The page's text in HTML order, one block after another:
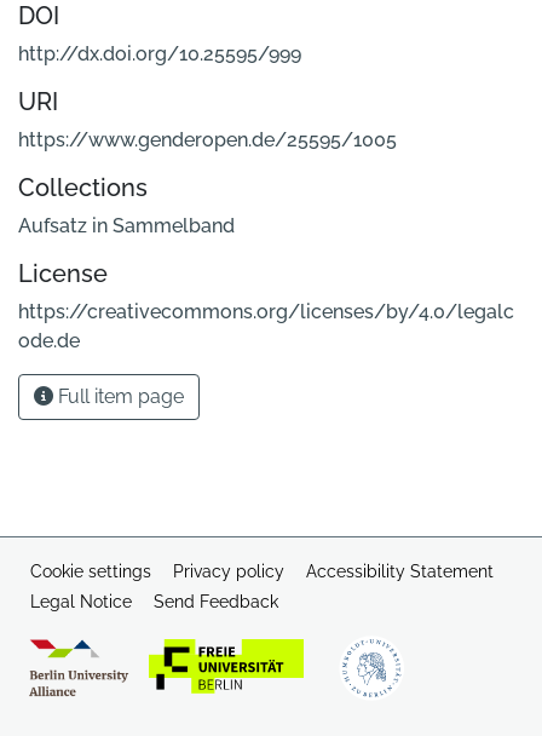
DOI
http://dx.doi.org/10.25595/999
URI
https://www.genderopen.de/25595/1005
Collections
Aufsatz in Sammelband
License
https://creativecommons.org/licenses/by/4.0/legalc
ode.de
Full item page
Cookie settings Privacy policy
Accessibility Statement
Legal Notice
Send Feedback